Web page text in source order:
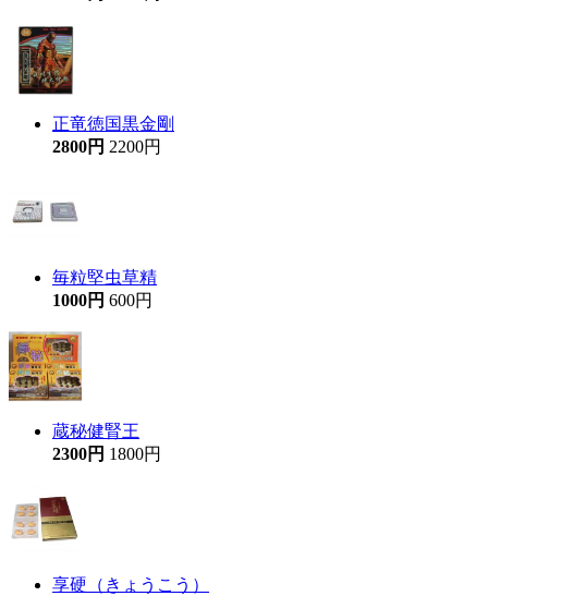
正竜徳国黒金剛
2800円 2200円
毎粒堅虫草精
1000円 600円
蔵秘健腎王
2300円 1800円
享硬（きょうこう）